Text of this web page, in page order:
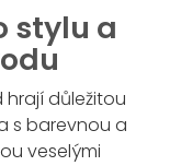
stylu a
důležitou
s barevnou a
veselými